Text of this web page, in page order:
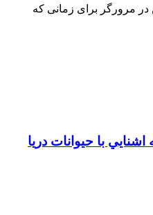
در مرورگر برای زمانی که